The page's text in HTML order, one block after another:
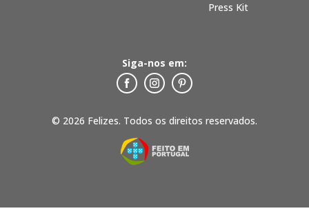
© 2026 Felizes. Todos os direitos reservados.
Press Kit
Siga-nos em: